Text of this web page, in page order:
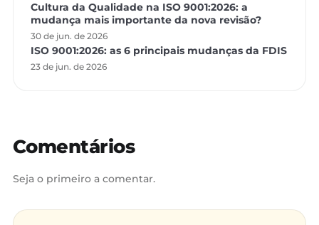
Cultura da Qualidade na ISO 9001:2026: a
mudança mais importante da nova revisão?
30 de jun. de 2026
ISO 9001:2026: as 6 principais mudanças da FDIS
23 de jun. de 2026
Comentários
Seja o primeiro a comentar.